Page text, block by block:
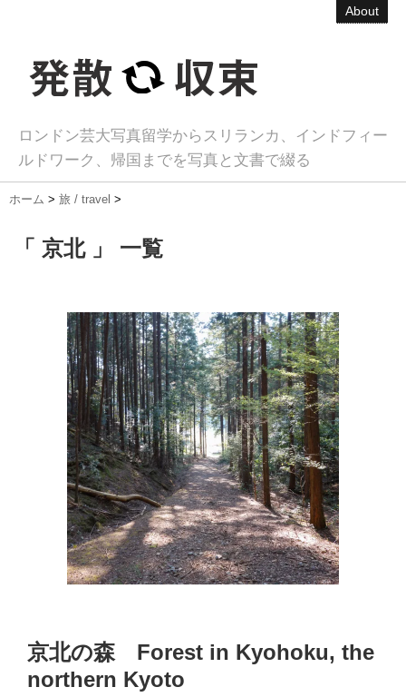
About
ロンドン芸大写真留学からスリランカ、インドフィー
ルドワーク、帰国までを写真と文書で綴る
ホーム > 旅 / travel >
「 京北 」 一覧
京北の森 Forest in Kyohoku, the
northern Kyoto